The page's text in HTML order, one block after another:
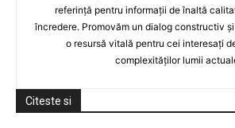
referință pentru informații de înaltă
încredere. Promovăm un dialog constructiv
o resursă vitală pentru cei interesați
complexităților lumii
Citeste si